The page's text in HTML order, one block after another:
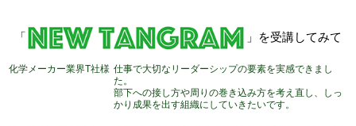
「 」を受講してみて
化学メーカー業界T社様 仕事で大切なリーダーシップの要素を実感できまし
た。
部下への接し方や周りの巻き込み方を考え直し、しっ
かり成果を出す組織にしていきたいです。